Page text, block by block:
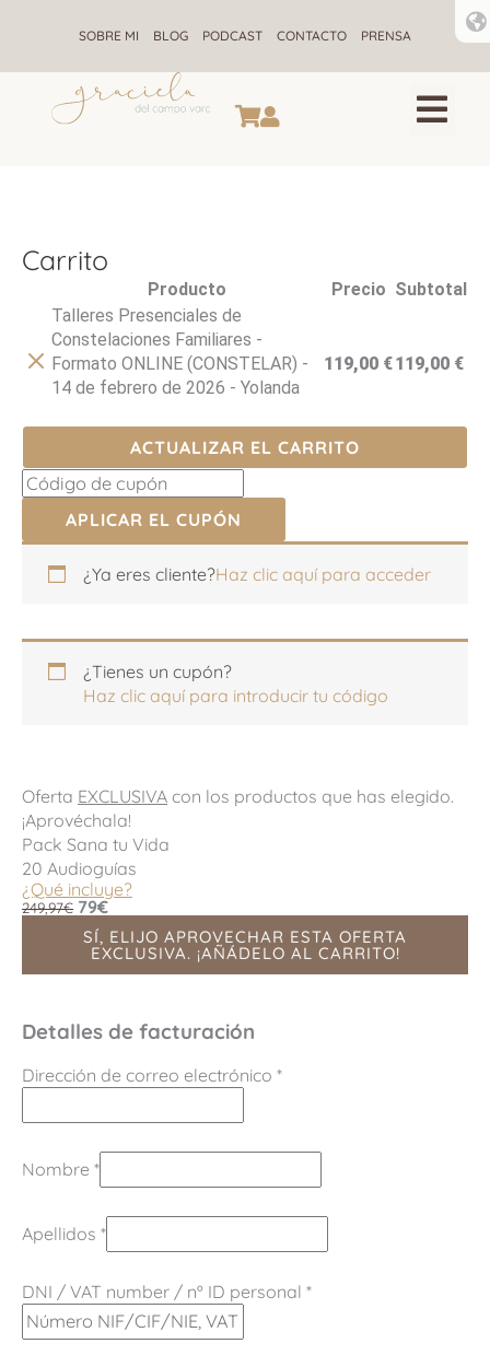
SOBRE MI BLOG PODCAST CONTACTO PRENSA
Carrito
artículo
Producto Precio Subtotal
Talleres Presenciales de
Constelaciones Familiares -
Formato ONLINE (CONSTELAR) -
14 de febrero de 2026 - Yolanda
119,00 €119,00 €
ACTUALIZAR EL CARRITO
APLICAR EL CUPÓN
¿Ya eres cliente?Haz clic aquí para acceder
¿Tienes un cupón?
Haz clic aquí para introducir tu código
Oferta EXCLUSIVA con los productos que has elegido.
¡Aprovéchala!
Pack Sana tu Vida
20 Audioguías
¿Qué incluye?
249,97€ 79€
SÍ, ELIJO APROVECHAR ESTA OFERTA
EXCLUSIVA. ¡AÑÁDELO AL CARRITO!
Detalles de facturación
Dirección de correo electrónico *
Nombre *
Apellidos *
DNI / VAT number / nº ID personal *
habitación,
habitación,